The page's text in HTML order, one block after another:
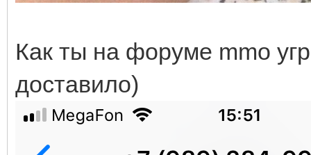
Как ты на форуме mmo
доставило)